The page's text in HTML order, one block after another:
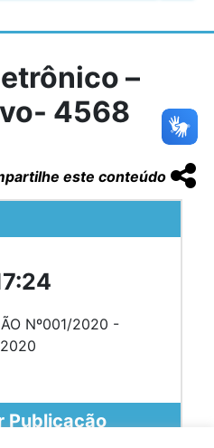
–
4568
este conteúdo
Nº001/2020 -
Publicação